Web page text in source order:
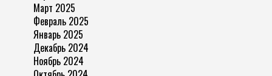
Март 2025
Февраль 2025
Январь 2025
Декабрь 2024
Ноябрь 2024